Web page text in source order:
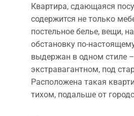
Квартира, сдающаяся
содержится не только
постельное белье, вещи,
обстановку по-
выдержан в одном стиле
экстравагантном, под
Расположена такая
тихом, подальше от